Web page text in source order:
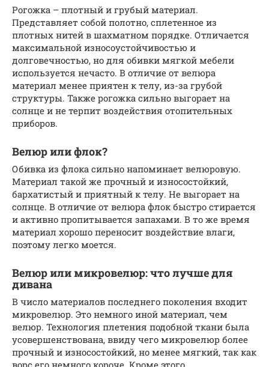
Рогожка – плотный и грубый материал.
Представляет собой полотно, сплетенное из
плотных нитей в шахматном порядке. Отличается
максимальной износоустойчивостью и
долговечностью, но для обивки мягкой мебели
используется нечасто. В отличие от велюра
материал менее приятен к телу, из-за грубой
структуры. Также рогожка сильно выгорает на
солнце и не терпит воздействия отопительных
приборов.
Велюр или флок?
Обивка из флока сильно напоминает велюровую.
Материал такой же прочный и износостойкий,
бархатистый и приятный к телу. Не выгорает на
солнце. В отличие от велюра флок быстро стирается
и активно пропитывается запахами. В то же время
материал хорошо переносит воздействие влаги,
поэтому легко моется.
Велюр или микровелюр: что лучше для
дивана
В число материалов последнего поколения входит
микровелюр. Это немного иной материал, чем
велюр. Технология плетения подобной ткани была
усовершенствована, ввиду чего микровелюр более
прочный и износостойкий, но менее мягкий, так как
ворс его немного короче. Кроме этого,